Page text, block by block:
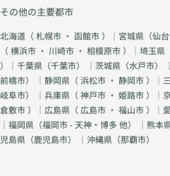
その他の主要都市
北海道（札幌市 ・ 函館市）｜宮城県（仙
（横浜市 ・ 川崎市 ・ 相模原市）｜埼玉県
）｜千葉県（千葉市） ｜茨城県（水戸市）
前橋市） ｜静岡県（浜松市 ・ 静岡市）｜
岐阜市） ｜兵庫県（神戸市 ・ 姫路市）｜
倉敷市）｜広島県（ 広島市 ・ 福山市）｜
｜福岡県（福岡市 - 天神・博多 他） ｜熊本
児島県（鹿児島市） ｜沖縄県（那覇市）